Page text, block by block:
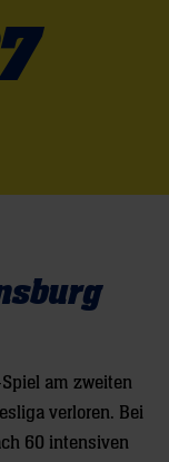
am zweiten
verloren. Bei
60 intensiven